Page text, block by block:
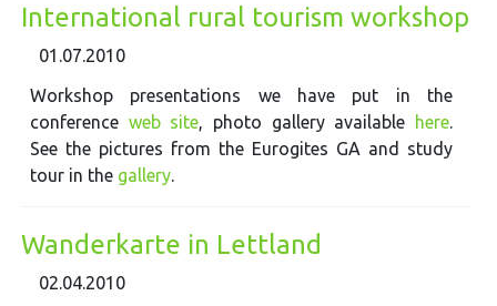
International rural tourism workshop
01.07.2010
Workshop presentations we have put in the
conference web site, photo gallery available here.
See the pictures from the Eurogites GA and study
tour in the gallery.
Wanderkarte in Lettland
02.04.2010